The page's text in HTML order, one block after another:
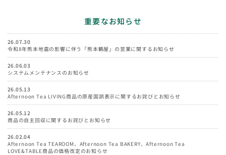
重要なお知らせ
26.07.30
令和8年熊本地震の影響に伴う「熊本鶴屋」の営業に関するお知らせ
26.06.03
システムメンテナンスのお知らせ
26.05.13
Afternoon Tea LIVING商品の原産国誤表示に関するお詫びとお知らせ
26.05.12
商品の自主回収に関するお詫びとお知らせ
26.02.04
Afternoon Tea TEAROOM、Afternoon Tea BAKERY、Afternoon Tea
LOVE&TABLE商品の価格改定のお知らせ